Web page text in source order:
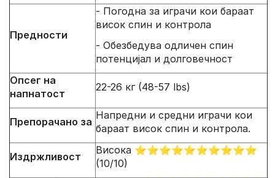
Предности
- Погодна за играчи кои бараат
висок спин и контрола
- Обезбедува одличен спин
потенцијал и долговечност
Опсег на
напнатост
22-26 кг (48-57 lbs)
Препорачано за
Напредни и средни играчи кои
бараат висок спин и контрола.
Издржливост
Висока ⭐⭐⭐⭐⭐⭐⭐⭐⭐⭐
(10/10)